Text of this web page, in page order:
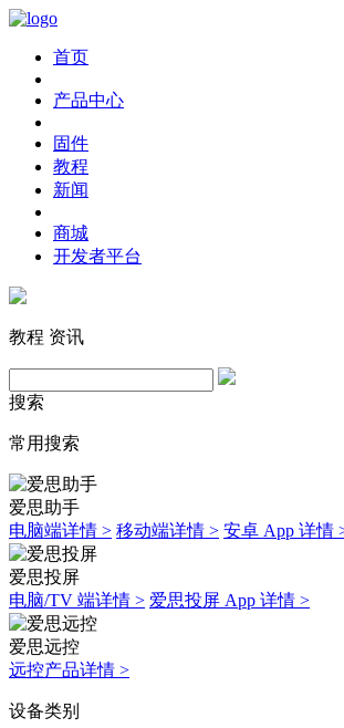
首页
产品中心
固件
教程
新闻
商城
开发者平台
教程 资讯
搜索
常用搜索
爱思助手
电脑端详情 > 移动端详情 > 安卓 App 详情
爱思投屏
电脑/TV 端详情 > 爱思投屏 App 详情 >
爱思远控
远控产品详情 >
设备类别